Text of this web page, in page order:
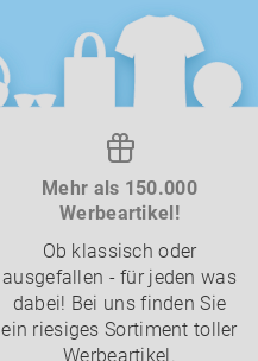
Mehr als 150.000
Werbeartikel!
Ob klassisch oder
ausgefallen - für jeden was
dabei! Bei uns finden Sie
ein riesiges Sortiment toller
Werbeartikel.